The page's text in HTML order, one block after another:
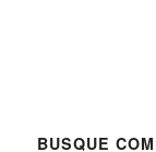
BUSQUE